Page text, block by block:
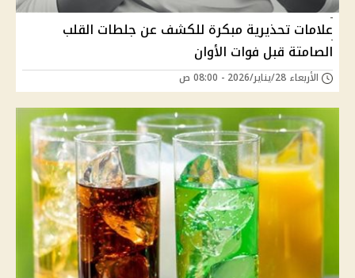
علامات تحذيرية مبكرة للكشف عن جلطات القلب
الصامتة قبل فوات الأوان
الأربعاء 28/يناير/2026 - 08:00 ص